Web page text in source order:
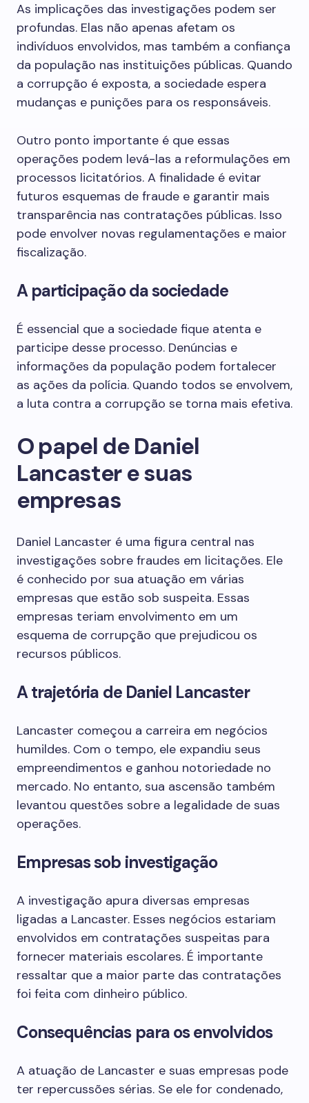
As implicações das investigações podem ser
profundas. Elas não apenas afetam os
indivíduos envolvidos, mas também a confiança
da população nas instituições públicas. Quando
a corrupção é exposta, a sociedade espera
mudanças e punições para os responsáveis.
Outro ponto importante é que essas
operações podem levá-las a reformulações em
processos licitatórios. A finalidade é evitar
futuros esquemas de fraude e garantir mais
transparência nas contratações públicas. Isso
pode envolver novas regulamentações e maior
fiscalização.
A participação da sociedade
É essencial que a sociedade fique atenta e
participe desse processo. Denúncias e
informações da população podem fortalecer
as ações da polícia. Quando todos se envolvem,
a luta contra a corrupção se torna mais efetiva.
O papel de Daniel
Lancaster e suas
empresas
Daniel Lancaster é uma figura central nas
investigações sobre fraudes em licitações. Ele
é conhecido por sua atuação em várias
empresas que estão sob suspeita. Essas
empresas teriam envolvimento em um
esquema de corrupção que prejudicou os
recursos públicos.
A trajetória de Daniel Lancaster
Lancaster começou a carreira em negócios
humildes. Com o tempo, ele expandiu seus
empreendimentos e ganhou notoriedade no
mercado. No entanto, sua ascensão também
levantou questões sobre a legalidade de suas
operações.
Empresas sob investigação
A investigação apura diversas empresas
ligadas a Lancaster. Esses negócios estariam
envolvidos em contratações suspeitas para
fornecer materiais escolares. É importante
ressaltar que a maior parte das contratações
foi feita com dinheiro público.
Consequências para os envolvidos
A atuação de Lancaster e suas empresas pode
ter repercussões sérias. Se ele for condenado,